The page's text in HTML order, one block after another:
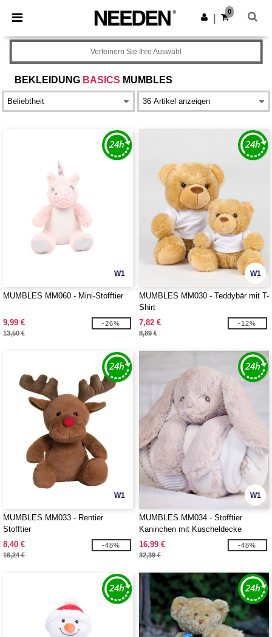
× Needen App
Bessere Preise in der App!
App holen
0
BEKLEIDUNG BASICS MUMBLES
Verfeinern Sie Ihre Auswahl
W1
MUMBLES MM060 - Mini-Stofftier
9,99 €
13,50 €
-26%
W1
MUMBLES MM030 - Teddybär mit T-
Shirt
7,82 €
8,89 €
-12%
W1
MUMBLES MM033 - Rentier
Stofftier
8,40 €
16,24 €
-48%
W1
MUMBLES MM034 - Stofftier
Kaninchen mit Kuscheldecke
16,99 €
32,39 €
-48%